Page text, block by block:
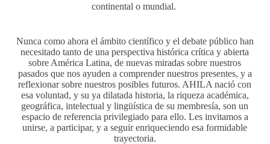
continental o mundial.
Nunca como ahora el ámbito científico y el debate público han
necesitado tanto de una perspectiva histórica crítica y abierta
sobre América Latina, de nuevas miradas sobre nuestros
pasados que nos ayuden a comprender nuestros presentes, y a
reflexionar sobre nuestros posibles futuros. AHILA nació con
esa voluntad, y su ya dilatada historia, la riqueza académica,
geográfica, intelectual y lingüística de su membresía, son un
espacio de referencia privilegiado para ello. Les invitamos a
unirse, a participar, y a seguir enriqueciendo esa formidable
trayectoria.